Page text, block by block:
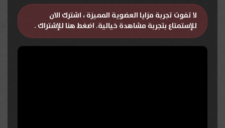
لا تفوت تجربة مزايا العضوية المميزة ، اشترك الان
للإستمتاع بتجربة مشاهدة خيالية. اضغط هنا للإشتراك .